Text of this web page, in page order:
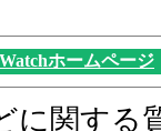
ホームページ
に関する